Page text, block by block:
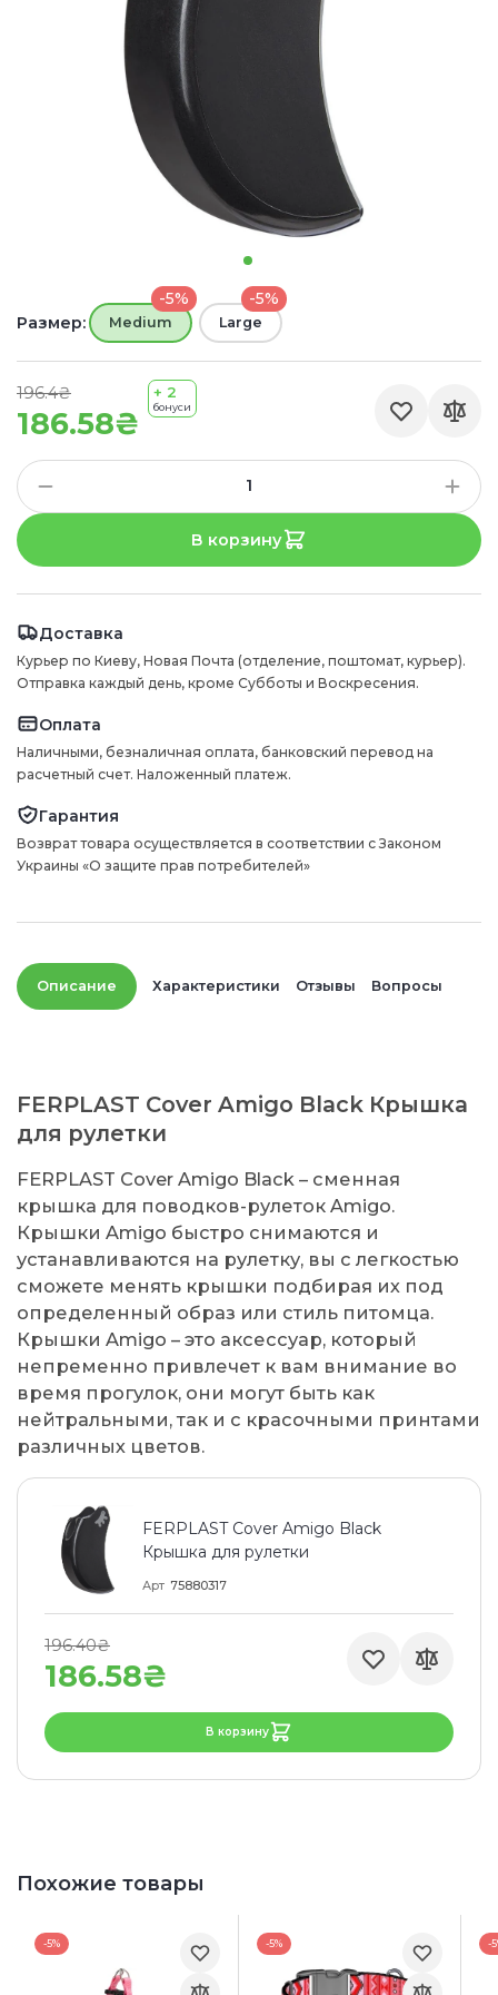
186.58₴
196.4₴ + 2
бонуси
Размер:
-5%
Medium
-5%
Large
В корзину
Доставка
Курьер по Киеву, Новая Почта (отделение, поштомат, курьер).
Отправка каждый день, кроме Субботы и Воскресения.
Оплата
Наличными, безналичная оплата, банковский перевод на
расчетный счет. Наложенный платеж.
Гарантия
Возврат товара осуществляется в соответствии с Законом
Украины «О защите прав потребителей»
Описание Характеристики Отзывы Вопросы
FERPLAST Cover Amigo Black Крышка
для рулетки
FERPLAST Cover Amigo Black – сменная
крышка для поводков-рулеток Amigo.
Крышки Amigo быстро снимаются и
устанавливаются на рулетку, вы с легкостью
сможете менять крышки подбирая их под
определенный образ или стиль питомца.
Крышки Amigo – это аксессуар, который
непременно привлечет к вам внимание во
время прогулок, они могут быть как
нейтральными, так и с красочными принтами
различных цветов.
FERPLAST Cover Amigo Black
Крышка для рулетки
Арт 75880317
186.58₴
196.40₴
В корзину
Похожие товары
-5% -5% -